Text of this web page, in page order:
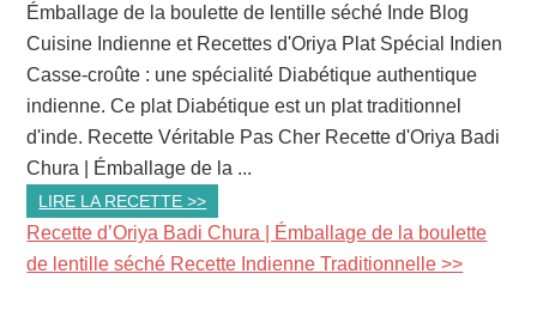
Émballage de la boulette de lentille séché Inde Blog
Cuisine Indienne et Recettes d'Oriya Plat Spécial Indien
Casse-croûte : une spécialité Diabétique authentique
indienne. Ce plat Diabétique est un plat traditionnel
d'inde. Recette Véritable Pas Cher Recette d'Oriya Badi
Chura | Émballage de la ...
LIRE LA RECETTE >>
Recette d’Oriya Badi Chura | Émballage de la boulette
de lentille séché Recette Indienne Traditionnelle >>